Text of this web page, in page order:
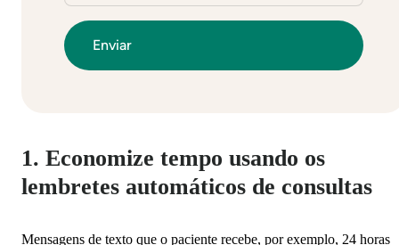
1. Economize tempo usando os
lembretes automáticos de consultas
Mensagens de texto que o paciente recebe, por exemplo, 24 horas